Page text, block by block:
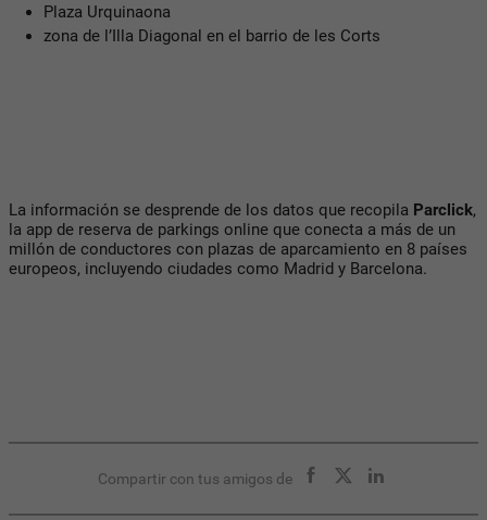
Plaza Urquinaona
zona de l’Illa Diagonal en el barrio de les Corts
La información se desprende de los datos que recopila Parclick,
la app de reserva de parkings online que conecta a más de un
millón de conductores con plazas de aparcamiento en 8 países
europeos, incluyendo ciudades como Madrid y Barcelona.
Compartir con tus amigos de